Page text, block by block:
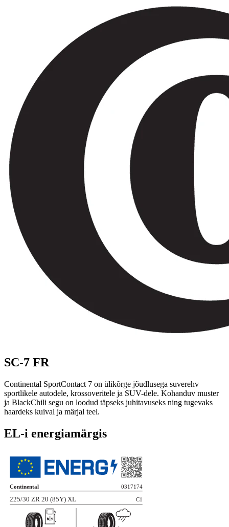
SC-7 FR
Continental SportContact 7 on ülikõrge jõudlusega suverehv
sportlikele autodele, krossoveritele ja SUV-dele. Kohanduv muster
ja BlackChili segu on loodud täpseks juhitavuseks ning tugevaks
haardeks kuival ja märjal teel.
EL-i energiamärgis